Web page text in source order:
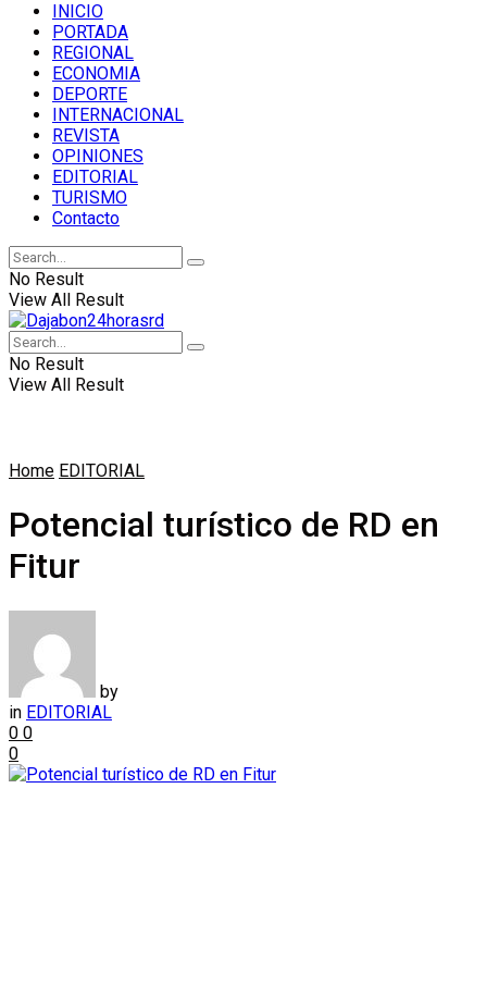
INICIO
PORTADA
REGIONAL
ECONOMIA
DEPORTE
INTERNACIONAL
REVISTA
OPINIONES
EDITORIAL
TURISMO
Contacto
No Result
View All Result
No Result
View All Result
Home EDITORIAL
Potencial turístico de RD en
Fitur
by
in EDITORIAL
0 0
0